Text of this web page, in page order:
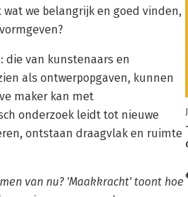
we belangrijk en goed vinden,
die van kunstenaars en
als ontwerpopgaven, kunnen
maker kan met
onderzoek leidt tot nieuwe
ontstaan draagvlak en ruimte
van nu? 'Maakkracht' toont hoe